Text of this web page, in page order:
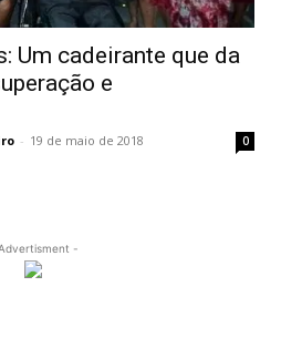
Um cadeirante que da
e
- 19 de maio de 2018 0
-